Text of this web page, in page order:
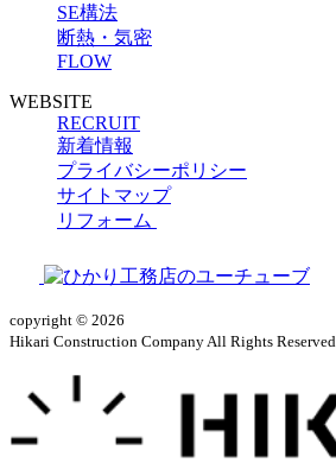
SE構法
断熱・気密
FLOW
WEBSITE
RECRUIT
新着情報
プライバシーポリシー
サイトマップ
リフォーム
copyright © 2026
Hikari Construction Company All Rights Reserved.